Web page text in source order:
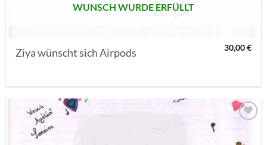
WUNSCH WURDE ERFÜLLT
Ziya wünscht sich Airpods 30,00€
AUF MEINE
MERKLISTE